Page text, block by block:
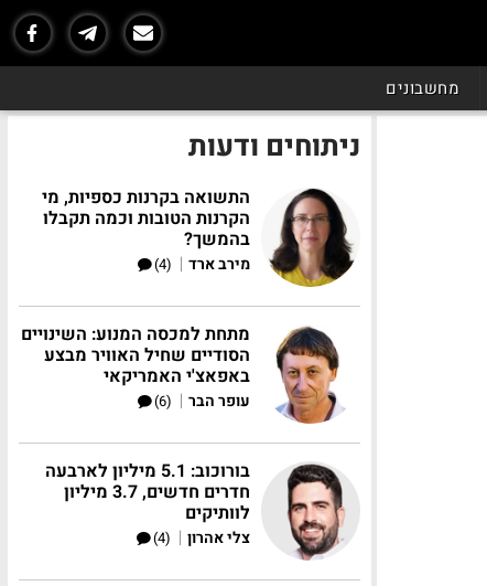
מחשבונים
ניתוחים ודעות
התשואה בקרנות כספיות, מי
הקרנות הטובות וכמה תקבלו
בהמשך?
מירב ארד |
(4)
מתחת למכסה המנוע: השינויים
הסודיים שחיל האוויר מבצע
באפאצ'י האמריקאי
עופר הבר |
(6)
בורוכוב: 5.1 מיליון לארבעה
חדרים חדשים, 3.7 מיליון
לוותיקים
צלי אהרון |
(4)